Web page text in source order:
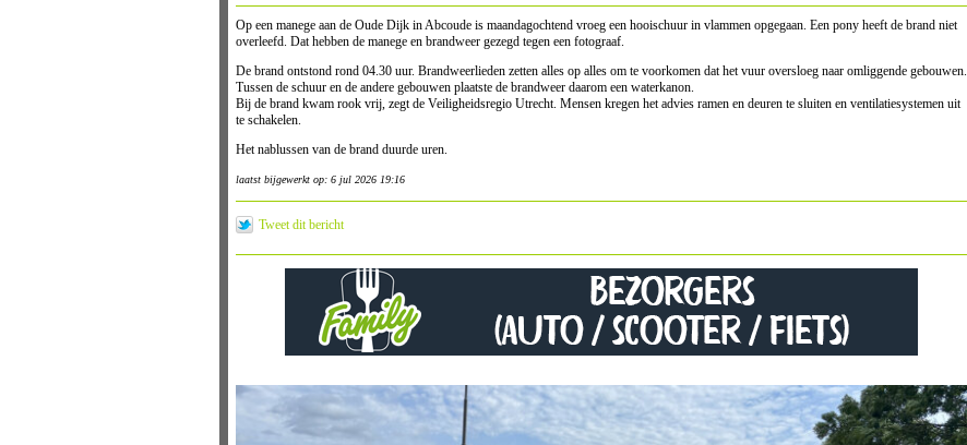
Op een manege aan de Oude Dijk in Abcoude is maandagochtend vroeg een hooischuur in vlammen opgegaan. Een pony heeft de brand niet
overleefd. Dat hebben de manege en brandweer gezegd tegen een fotograaf.
De brand ontstond rond 04.30 uur. Brandweerlieden zetten alles op alles om te voorkomen dat het vuur oversloeg naar omliggende gebouwen.
Tussen de schuur en de andere gebouwen plaatste de brandweer daarom een waterkanon.
Bij de brand kwam rook vrij, zegt de Veiligheidsregio Utrecht. Mensen kregen het advies ramen en deuren te sluiten en ventilatiesystemen uit
te schakelen.
Het nablussen van de brand duurde uren.
laatst bijgewerkt op: 6 jul 2026 19:16
Tweet dit bericht